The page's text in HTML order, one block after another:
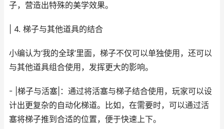
子，营造出特殊的美学效果。
| 4. 梯子与其他道具的结合
小编认为‘我的全球’里面，梯子不仅可以单独使用，还可以
与其他道具组合使用，发挥更大的影响。
- |梯子与活塞|：通过将活塞与梯子结合使用，玩家可以设
计出更复杂的自动化梯道。比如，在需要时，可以通过活
塞将梯子推到合适的位置，便于快速上下。